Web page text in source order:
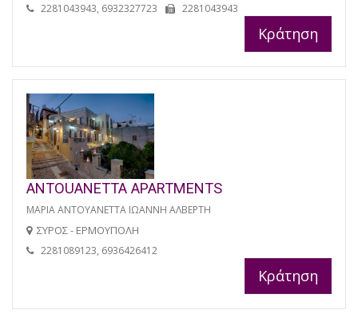
2281043943, 6932327723 2281043943
Κράτηση
ANTOUANETTA APARTMENTS
ΜΑΡΙΑ ΑΝΤΟΥΑΝΕΤΤΑ ΙΩΑΝΝΗ ΑΛΒΕΡΤΗ
ΣΥΡΟΣ - ΕΡΜΟΥΠΟΛΗ
2281089123, 6936426412
Κράτηση